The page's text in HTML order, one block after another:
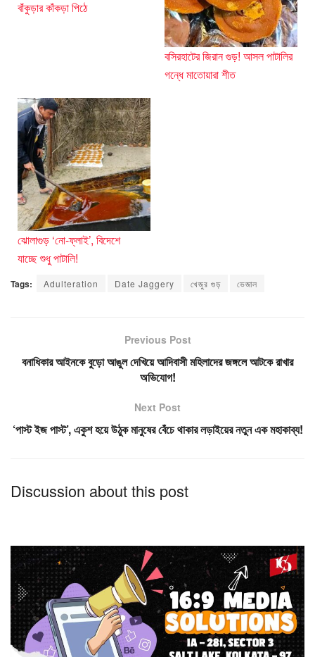
বাঁকুড়ার কাঁকড়া পিঠে
বসিরহাটের জিরান গুড়! আসল পাটালির
গন্ধে মাতোয়ারা শীত
ঝোলাগুড় ‘নো-ফ্লাই’, বিদেশে
যাচ্ছে শুধু পাটালি!
Tags: Adulteration Date Jaggery খেজুর গুড় ভেজাল
Previous Post
বনাধিকার আইনকে বুড়ো আঙুল দেখিয়ে আদিবাসী মহিলাদের জঙ্গলে আটকে রাখার
অভিযোগ!
Next Post
‘পাস্ট ইজ পাস্ট’, একুশ হয়ে উঠুক মানুষের বেঁচে থাকার লড়াইয়ের নতুন এক মহাকাব্য!
Discussion about this post